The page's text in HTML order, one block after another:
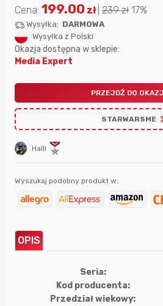
Halll
Cena: 199.00 zł 239zł 17%
Wysyłka: DARMOWA
Wysyłka z Polski
Okazja dostępna w sklepie:
Media Expert
PRZEJDŹ DO
STARWARSME
Wyszukaj podobny produkt w:
OPIS
Seria:
Kod producenta:
Przedział wiekowy: